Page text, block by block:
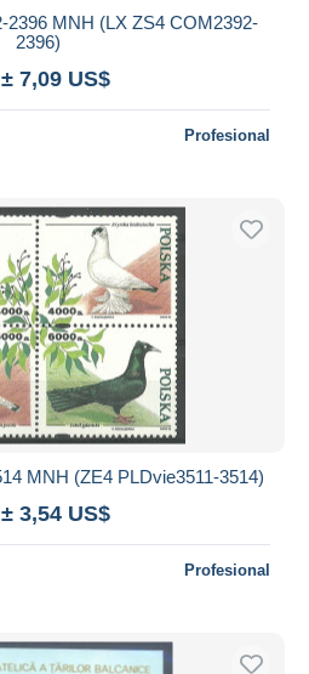
2396 MNH (LX ZS4 COM2392-
2396)
± 7,09 US$
Profesional
MNH (ZE4 PLDvie3511-3514)
± 3,54 US$
Profesional